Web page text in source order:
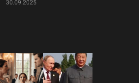
30.09.2025